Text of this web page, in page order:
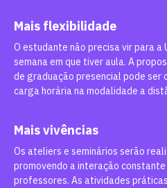
Mais flexibilidade
O estudante não precisa vir para a
semana em que tiver aula. A
de graduação presencial pode ser
carga horária na modalidade a
Mais vivências
Os ateliers e seminários serão
promovendo a interação
professores. As atividades